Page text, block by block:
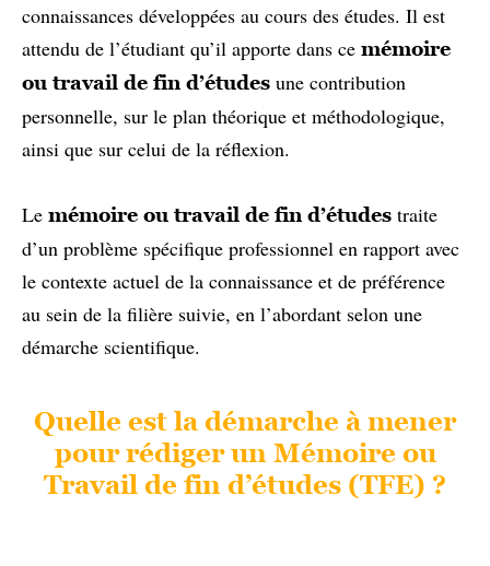
connaissances développées au cours des études. Il est
attendu de l’étudiant qu’il apporte dans ce mémoire
ou travail de fin d’études une contribution
personnelle, sur le plan théorique et méthodologique,
ainsi que sur celui de la réflexion.
Le mémoire ou travail de fin d’études traite
d’un problème spécifique professionnel en rapport avec
le contexte actuel de la connaissance et de préférence
au sein de la filière suivie, en l’abordant selon une
démarche scientifique.
Quelle est la démarche à mener
pour rédiger un Mémoire ou
Travail de fin d’études (TFE) ?